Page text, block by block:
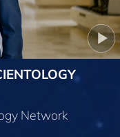
Network